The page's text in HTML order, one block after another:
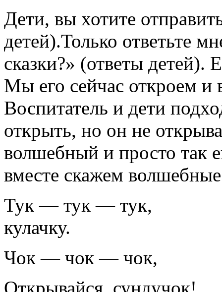
Дети, вы хотите
детей).Только ответьте
сказки?» (ответы
Мы его сейчас откроем и
Воспитатель и дети
открыть, но он не
волшебный и просто так
вместе скажем
Тук — тук — тук,
кулачку.
Чок — чок — чок,